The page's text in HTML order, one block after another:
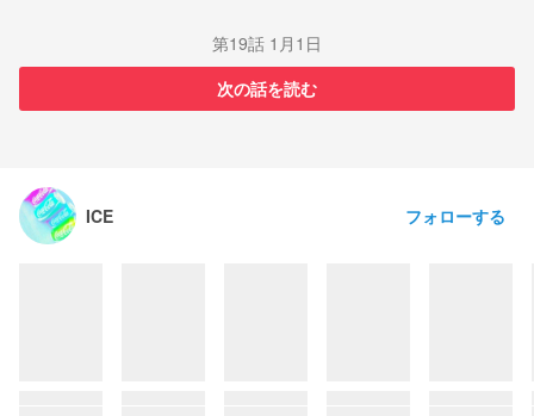
第19話 1月1日
次の話を読む
ICE フォローする